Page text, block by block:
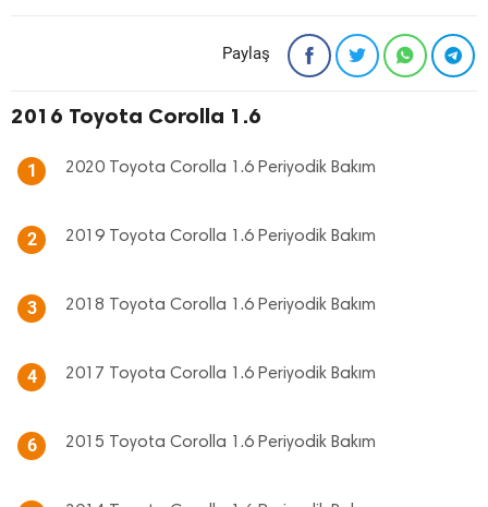
Paylaş
2016 Toyota Corolla 1.6
1 2020 Toyota Corolla 1.6 Periyodik Bakım
2 2019 Toyota Corolla 1.6 Periyodik Bakım
3 2018 Toyota Corolla 1.6 Periyodik Bakım
4 2017 Toyota Corolla 1.6 Periyodik Bakım
6 2015 Toyota Corolla 1.6 Periyodik Bakım